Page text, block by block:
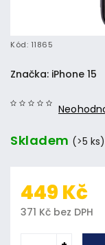
Kód: 11865
Značka: iPhone 15
Skladem (>5 ks)
449 Kč
371 Kč bez DPH